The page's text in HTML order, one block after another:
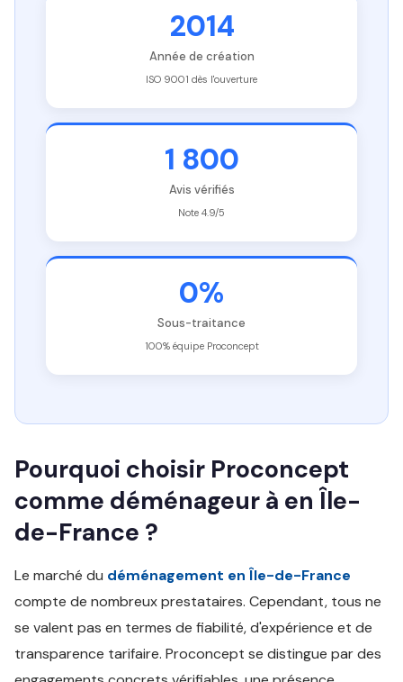
2014
Année de création
ISO 9001 dès l'ouverture
1 800
Avis vérifiés
Note 4.9/5
0%
Sous-traitance
100% équipe Proconcept
Pourquoi choisir Proconcept
comme déménageur à en Île-
de-France ?
Le marché du déménagement en Île-de-France
compte de nombreux prestataires. Cependant, tous ne
se valent pas en termes de fiabilité, d'expérience et de
transparence tarifaire. Proconcept se distingue par des